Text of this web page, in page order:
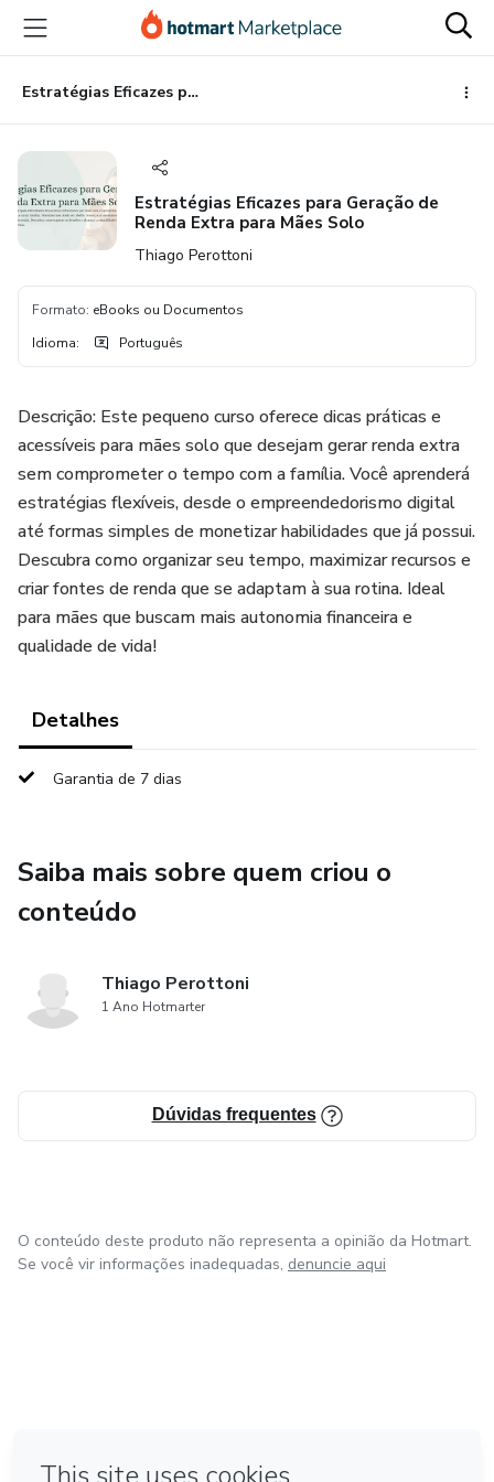
para
conteúdo
principal
para
pagamento
para
rodapé
Estratégias Eficazes para Geração de Renda Extra para Mães Solo
Estratégias Eficazes para Geração de
Renda Extra para Mães Solo
Thiago Perottoni
Formato: eBooks ou Documentos
Idioma: Português
Descrição: Este pequeno curso oferece dicas práticas e
acessíveis para mães solo que desejam gerar renda extra
sem comprometer o tempo com a família. Você aprenderá
estratégias flexíveis, desde o empreendedorismo digital
até formas simples de monetizar habilidades que já possui.
Descubra como organizar seu tempo, maximizar recursos e
criar fontes de renda que se adaptam à sua rotina. Ideal
para mães que buscam mais autonomia financeira e
qualidade de vida!
Detalhes
Garantia de 7 dias
Saiba mais sobre quem criou o
conteúdo
Thiago Perottoni
1 Ano Hotmarter
Dúvidas frequentes
O conteúdo deste produto não representa a opinião da Hotmart.
Se você vir informações inadequadas, denuncie aqui
Feito com ❤ na Cidade do México